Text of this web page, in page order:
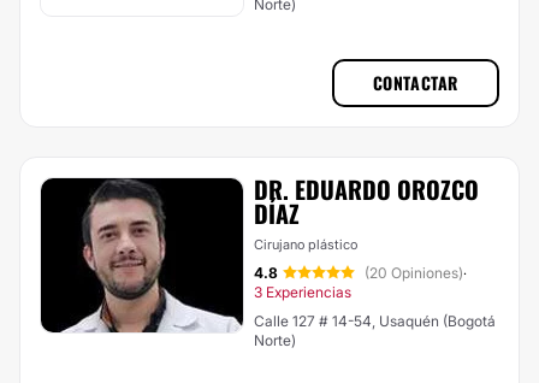
Norte)
CONTACTAR
DR. EDUARDO OROZCO
DÍAZ
Cirujano plástico
4.8 (20 Opiniones)·
3 Experiencias
Calle 127 # 14-54, Usaquén (Bogotá
Norte)